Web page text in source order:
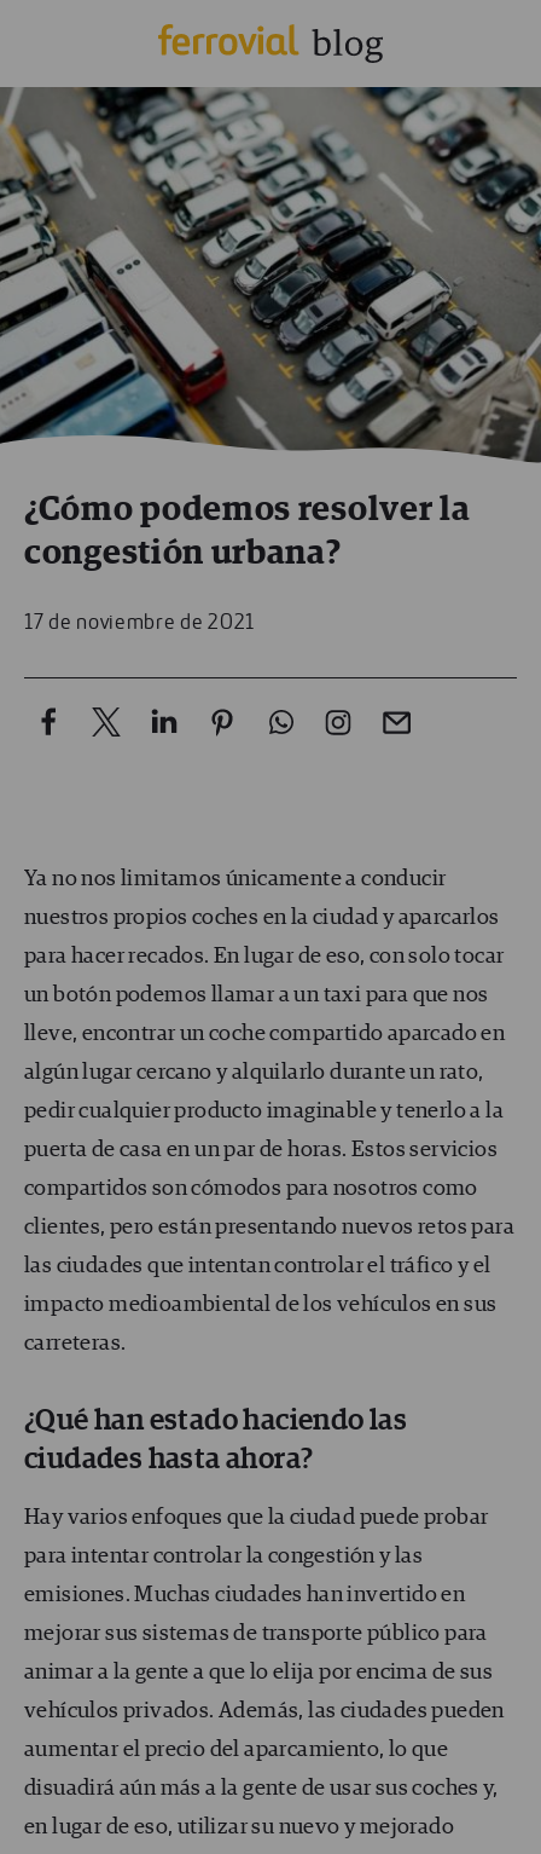
¿Cómo podemos resolver la
congestión urbana?
17 de noviembre de 2021
Ya no nos limitamos únicamente a conducir
nuestros propios coches en la ciudad y aparcarlos
para hacer recados. En lugar de eso, con solo tocar
un botón podemos llamar a un taxi para que nos
lleve, encontrar un coche compartido aparcado en
algún lugar cercano y alquilarlo durante un rato,
pedir cualquier producto imaginable y tenerlo a la
puerta de casa en un par de horas. Estos servicios
compartidos son cómodos para nosotros como
clientes, pero están presentando nuevos retos para
las ciudades que intentan controlar el tráfico y el
impacto medioambiental de los vehículos en sus
carreteras.
¿Qué han estado haciendo las
ciudades hasta ahora?
Hay varios enfoques que la ciudad puede probar
para intentar controlar la congestión y las
emisiones. Muchas ciudades han invertido en
mejorar sus sistemas de transporte público para
animar a la gente a que lo elija por encima de sus
vehículos privados. Además, las ciudades pueden
aumentar el precio del aparcamiento, lo que
disuadirá aún más a la gente de usar sus coches y,
en lugar de eso, utilizar su nuevo y mejorado